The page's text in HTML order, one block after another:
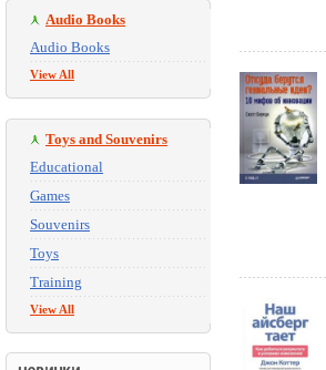
Audio Books
Audio Books
View All
Toys and Souvenirs
Educational
Games
Souvenirs
Toys
Training
View All